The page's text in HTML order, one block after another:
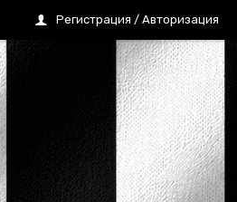
Регистрация / Авторизация